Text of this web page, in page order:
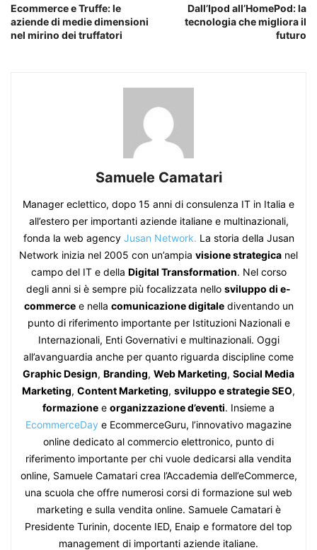
Ecommerce e Truffe: le
aziende di medie dimensioni
nel mirino dei truffatori
Dall’Ipod all’HomePod: la
tecnologia che migliora il
futuro
Samuele Camatari
Manager eclettico, dopo 15 anni di consulenza IT in Italia e
all’estero per importanti aziende italiane e multinazionali,
fonda la web agency Jusan Network. La storia della Jusan
Network inizia nel 2005 con un’ampia visione strategica nel
campo del IT e della Digital Transformation. Nel corso
degli anni si è sempre più focalizzata nello sviluppo di e-
commercee nella comunicazione digitalediventando un
punto di riferimento importante per Istituzioni Nazionali e
Internazionali, Enti Governativi e multinazionali. Oggi
all’avanguardia anche per quanto riguarda discipline come
Graphic Design, Branding, Web Marketing, Social Media
Marketing, Content Marketing, sviluppo e strategie SEO,
formazione e organizzazione d’eventi. Insieme a
EcommerceDay e EcommerceGuru, l’innovativo magazine
online dedicato al commercio elettronico, punto di
riferimento importante per chi vuole dedicarsi alla vendita
online, Samuele Camatari crea l’Accademia dell’eCommerce,
una scuola che offre numerosi corsi di formazione sul web
marketing e sulla vendita online. Samuele Camatari è
Presidente Turinin, docente IED, Enaip e formatore del top
management di importanti aziende italiane.